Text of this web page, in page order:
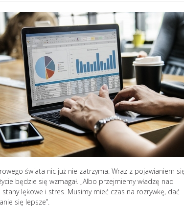
świata nic już nie zatrzyma. Wraz z pojawianiem
będzie się wzmagał. „Albo przejmiemy władzę nad
lękowe i stres. Musimy mieć czas na rozrywkę, dać
się lepsze”.
Jak uniknąć wypalenia
zawodowego? 10
skutecznych strategii
Zjawisko